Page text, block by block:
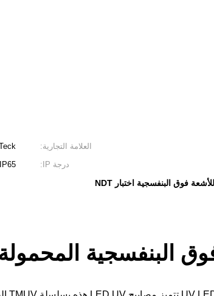
العلامة التجارية:
درجة IP:
IP65